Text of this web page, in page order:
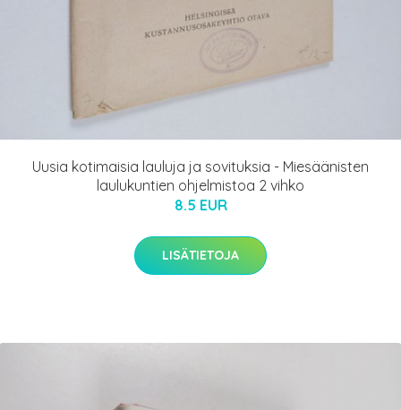
Uusia kotimaisia lauluja ja sovituksia - Miesäänisten
laulukuntien ohjelmistoa 2 vihko
8.5 EUR
LISÄTIETOJA